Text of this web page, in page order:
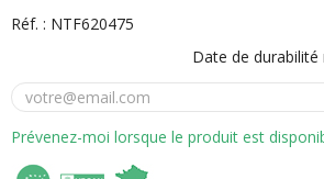
Réf. : NTF620475
Date de durabilité
Prévenez-moi lorsque le produit est